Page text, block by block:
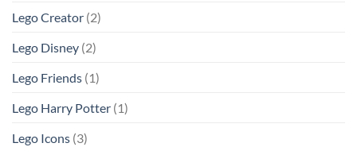
Lego Creator (2)
Lego Disney (2)
Lego Friends (1)
Lego Harry Potter (1)
Lego Icons (3)